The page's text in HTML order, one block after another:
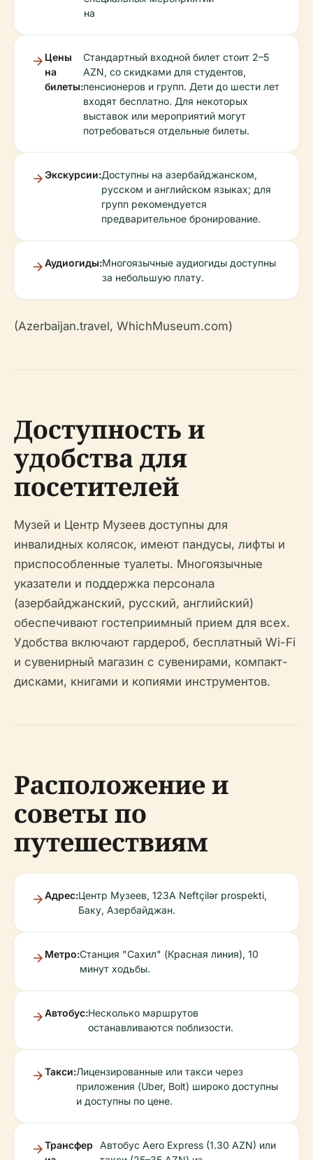
на
Цены
на
билеты:
Стандартный входной билет стоит 2–5
AZN, со скидками для студентов,
пенсионеров и групп. Дети до шести лет
входят бесплатно. Для некоторых
выставок или мероприятий могут
потребоваться отдельные билеты.
Экскурсии:Доступны на азербайджанском,
русском и английском языках; для
групп рекомендуется
предварительное бронирование.
Аудиогиды:Многоязычные аудиогиды доступны
за небольшую плату.
(Azerbaijan.travel, WhichMuseum.com)
Доступность и
удобства для
посетителей
Музей и Центр Музеев доступны для
инвалидных колясок, имеют пандусы, лифты и
приспособленные туалеты. Многоязычные
указатели и поддержка персонала
(азербайджанский, русский, английский)
обеспечивают гостеприимный прием для всех.
Удобства включают гардероб, бесплатный Wi-Fi
и сувенирный магазин с сувенирами, компакт-
дисками, книгами и копиями инструментов.
Расположение и
советы по
путешествиям
Адрес:Центр Музеев, 123A Neftçilər prospekti,
Баку, Азербайджан.
Метро:Станция "Сахил" (Красная линия), 10
минут ходьбы.
Автобус:Несколько маршрутов
останавливаются поблизости.
Такси:Лицензированные или такси через
приложения (Uber, Bolt) широко доступны
и доступны по цене.
Трансфер
Автобус Aero Express (1.30 AZN) или